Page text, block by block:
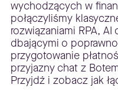
wychodzących w
połączyliśmy
rozwiązaniami RPA,
dbającymi o
przygotowanie
przyjazny chat z
Przyjdź i zobacz jak